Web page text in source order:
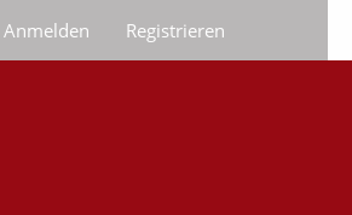
Bestellungen
Anmelden Registrieren